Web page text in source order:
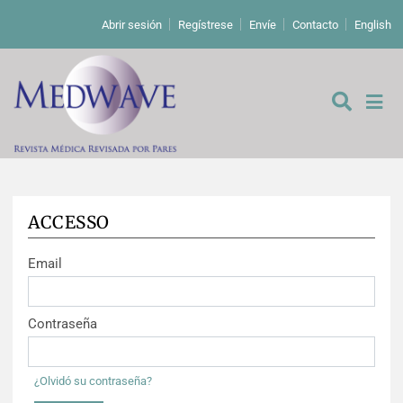
Abrir sesión Regístrese Envíe Contacto English
De los editores
Editoriales
Comentarios
Cartas a los editores
Estudios originales
Estudios cualitativos
Análisis
ACCESSO
Email
Contraseña
¿Olvidó su contraseña?